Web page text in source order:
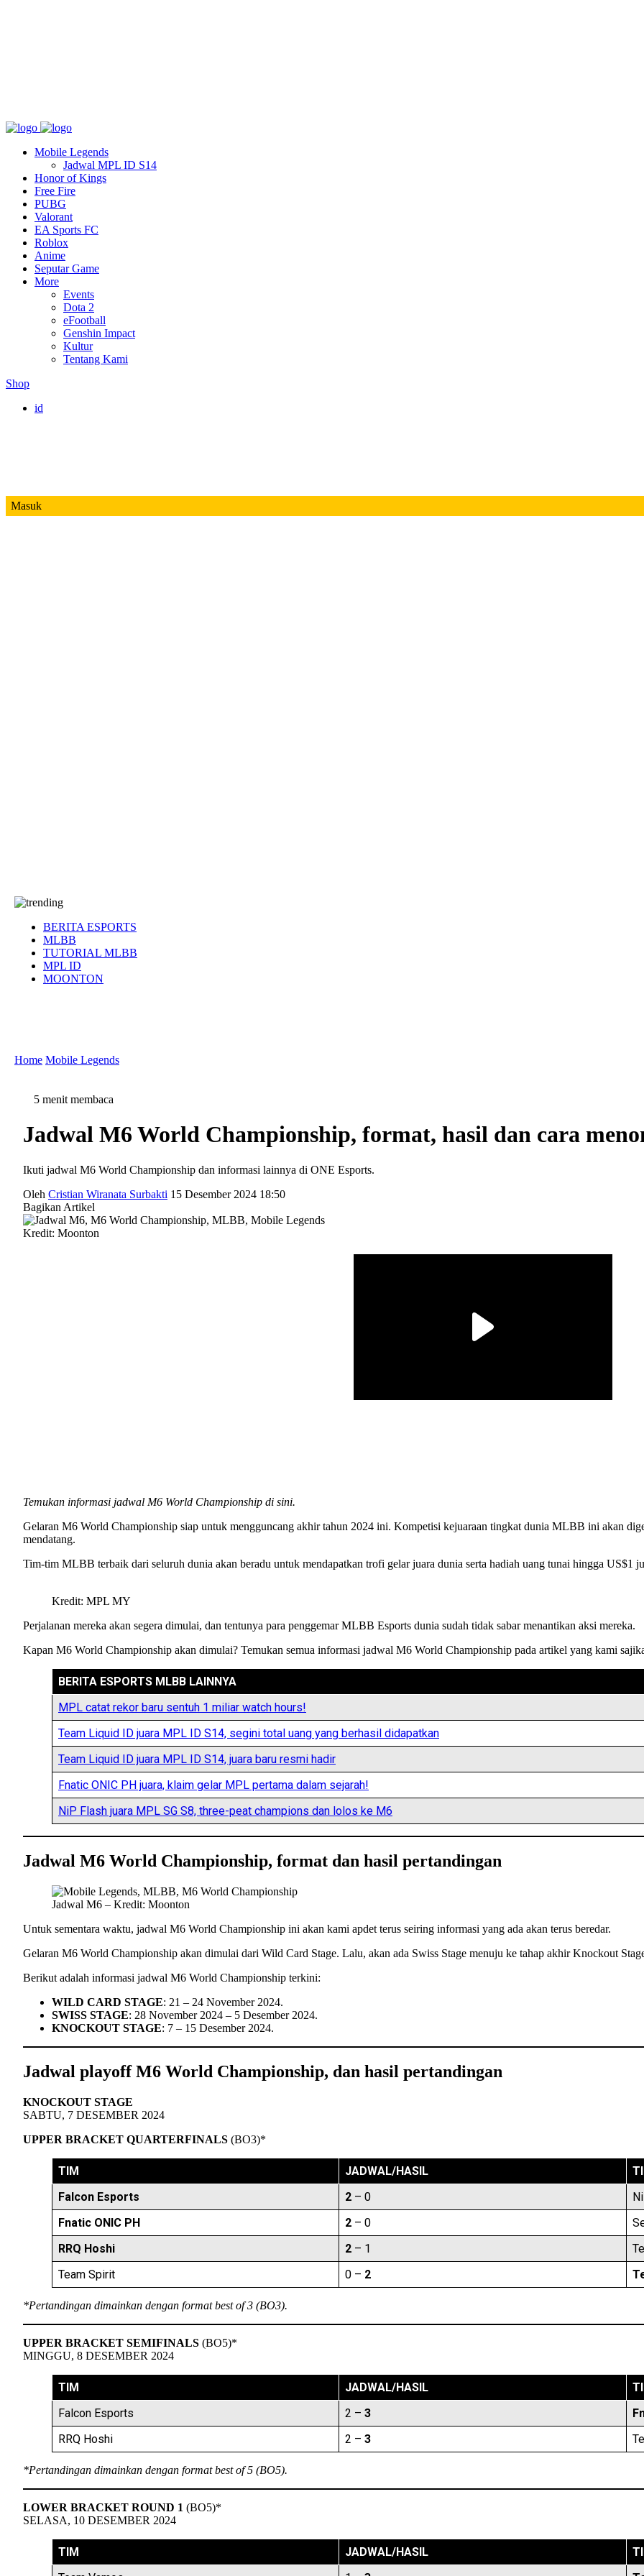
Mobile Legends
Jadwal MPL ID S14
Honor of Kings
Free Fire
PUBG
Valorant
EA Sports FC
Roblox
Anime
Seputar Game
More
Events
Dota 2
eFootball
Genshin Impact
Kultur
Tentang Kami
Shop
id
Masuk
BERITA ESPORTS
MLBB
TUTORIAL MLBB
MPL ID
MOONTON
Home Mobile Legends
5 menit membaca
Jadwal M6 World Championship, format, hasil dan cara
Ikuti jadwal M6 World Championship dan informasi lainnya di ONE Esports.
Oleh Cristian Wiranata Surbakti 15 Desember 2024 18:50
Bagikan Artikel
Kredit: Moonton
Temukan informasi jadwal M6 World Championship di sini.
Gelaran M6 World Championship siap untuk mengguncang akhir tahun 2024 ini. Kompetisi kejuaraan tingkat dunia MLBB ini akan
mendatang.
Tim-tim MLBB terbaik dari seluruh dunia akan beradu untuk mendapatkan trofi gelar juara dunia serta hadiah uang tunai hingga US$1
Kredit: MPL MY
Perjalanan mereka akan segera dimulai, dan tentunya para penggemar MLBB Esports dunia sudah tidak sabar menantikan aksi mereka.
Kapan M6 World Championship akan dimulai? Temukan semua informasi jadwal M6 World Championship pada artikel yang kami
BERITA ESPORTS MLBB LAINNYA
MPL catat rekor baru sentuh 1 miliar watch hours!
Team Liquid ID juara MPL ID S14, segini total uang yang berhasil didapatkan
Team Liquid ID juara MPL ID S14, juara baru resmi hadir
Fnatic ONIC PH juara, klaim gelar MPL pertama dalam sejarah!
NiP Flash juara MPL SG S8, three-peat champions dan lolos ke M6
Jadwal M6 World Championship, format dan hasil pertandingan
Jadwal M6 – Kredit: Moonton
Untuk sementara waktu, jadwal M6 World Championship ini akan kami apdet terus seiring informasi yang ada akan terus beredar.
Gelaran M6 World Championship akan dimulai dari Wild Card Stage. Lalu, akan ada Swiss Stage menuju ke tahap akhir Knockout
Berikut adalah informasi jadwal M6 World Championship terkini:
WILD CARD STAGE: 21 – 24 November 2024.
SWISS STAGE: 28 November 2024 – 5 Desember 2024.
KNOCKOUT STAGE: 7 – 15 Desember 2024.
Jadwal playoff M6 World Championship, dan hasil pertandingan
KNOCKOUT STAGE
SABTU, 7 DESEMBER 2024
UPPER BRACKET QUARTERFINALS (BO3)*
TIM JADWAL/HASIL
Falcon Esports
2 – 0
Fnatic ONIC PH
2 – 0
RRQ Hoshi
2 – 1
Team Spirit
0 – 2
*Pertandingan dimainkan dengan format best of 3 (BO3).
UPPER BRACKET SEMIFINALS (BO5)*
MINGGU, 8 DESEMBER 2024
TIM JADWAL/HASIL
Falcon Esports
2 – 3
RRQ Hoshi
2 – 3
*Pertandingan dimainkan dengan format best of 5 (BO5).
LOWER BRACKET ROUND 1 (BO5)*
SELASA, 10 DESEMBER 2024
TIM JADWAL/HASIL